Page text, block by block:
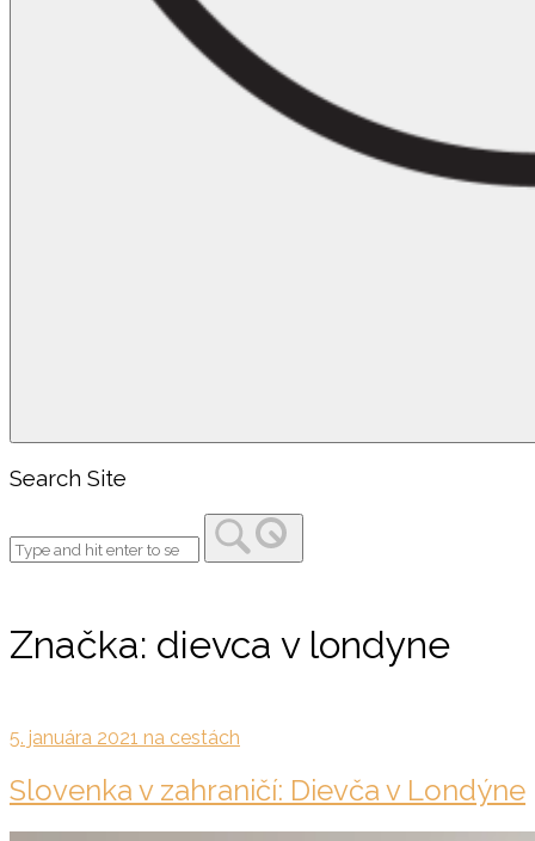
Search Site
Značka: dievca v londyne
5. januára 2021 na cestách
Slovenka v zahraničí: Dievča v Londýne